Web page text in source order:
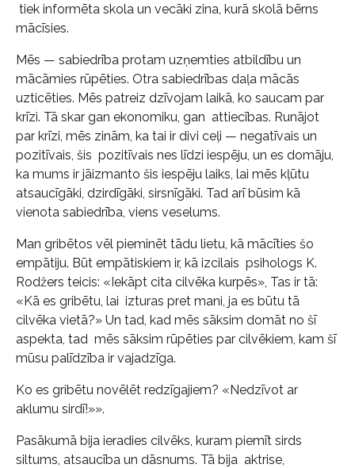
tiek informēta skola un vecāki zina, kurā skolā bērns
mācīsies.
Mēs — sabiedrība protam uzņemties atbildību un
mācāmies rūpēties. Otra sabiedrības daļa mācās
uzticēties. Mēs patreiz dzīvojam laikā, ko saucam par
krīzi. Tā skar gan ekonomiku, gan attiecības. Runājot
par krīzi, mēs zinām, ka tai ir divi ceļi — negatīvais un
pozitīvais, šis pozitīvais nes līdzi iespēju, un es domāju,
ka mums ir jāizmanto šis iespēju laiks, lai mēs kļūtu
atsaucīgāki, dzirdīgāki, sirsnīgāki. Tad arī būsim kā
vienota sabiedrība, viens veselums.
Man gribētos vēl pieminēt tādu lietu, kā mācīties šo
empātiju. Būt empātiskiem ir, kā izcilais psihologs K.
Rodžers teicis: «Iekāpt cita cilvēka kurpēs», Tas ir tā:
«Kā es gribētu, lai izturas pret mani, ja es būtu tā
cilvēka vietā?» Un tad, kad mēs sāksim domāt no šī
aspekta, tad mēs sāksim rūpēties par cilvēkiem, kam šī
mūsu palīdzība ir vajadzīga.
Ko es gribētu novēlēt redzīgajiem? «Nedzīvot ar
aklumu sirdī!»».
Pasākumā bija ieradies cilvēks, kuram piemīt sirds
siltums, atsaucība un dāsnums. Tā bija aktrise,